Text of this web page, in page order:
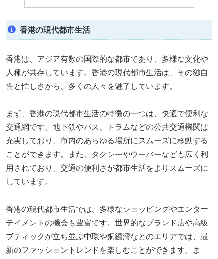
香港の現代都市生活
香港は、アジア有数の国際的な都市であり、多様な文化や
人種が共存しています。香港の現代都市生活は、その独自
性と忙しさから、多くの人々を魅了しています。
まず、香港の現代都市生活の特徴の一つは、快適で便利な
交通網です。地下鉄やバス、トラムなどの公共交通機関は
充実しており、市内のあらゆる場所にスムーズに移動する
ことができます。また、タクシーやウーバーなども広く利
用されており、交通の便利さが都市生活をよりスムーズに
しています。
香港の現代都市生活では、多様なショッピングやエンター
テイメントの機会も豊富です。世界的なブランド店や高級
ブティックが立ち並ぶ中環や銅鑼湾などのエリアでは、最
新のファッショントレンドを楽しむことができます。ま